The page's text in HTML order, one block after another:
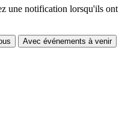
une notification lorsqu'ils ont
Avec événements à venir